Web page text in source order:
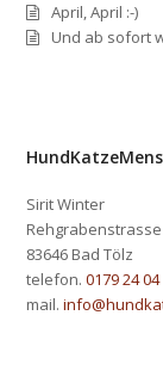
April, April :-)
Und ab sofort
Sirit Winter
Rehgrabenstrasse
83646 Bad Tölz
telefon.0179 24
mail.